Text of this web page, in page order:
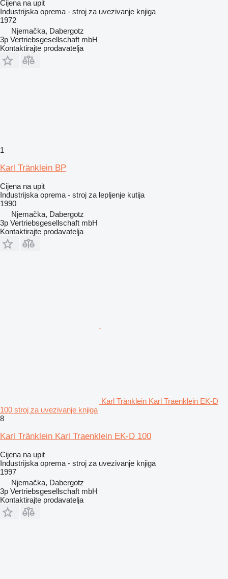
Cijena na upit
Industrijska oprema - stroj za uvezivanje knjiga
1972
Njemačka, Dabergotz
3p Vertriebsgesellschaft mbH
Kontaktirajte prodavatelja
1
Karl Tränklein BP
Cijena na upit
Industrijska oprema - stroj za lepljenje kutija
1990
Njemačka, Dabergotz
3p Vertriebsgesellschaft mbH
Kontaktirajte prodavatelja
Karl Tränklein Karl Traenklein EK-D
100 stroj za uvezivanje knjiga
8
Karl Tränklein Karl Traenklein EK-D 100
Cijena na upit
Industrijska oprema - stroj za uvezivanje knjiga
1997
Njemačka, Dabergotz
3p Vertriebsgesellschaft mbH
Kontaktirajte prodavatelja